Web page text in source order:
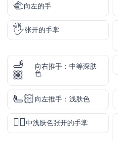
🫲向左的手
🖐️张开的手掌
🫸
🏾
向右推手：中等深肤
色
🫷🏻向左推手：浅肤色
🖐🏼中浅肤色张开的手掌